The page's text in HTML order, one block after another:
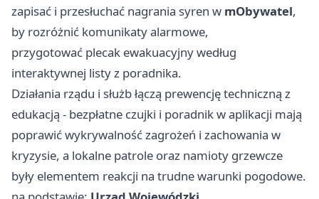
zapisać i przesłuchać nagrania syren w mObywatel,
by rozróżnić komunikaty alarmowe,
przygotować plecak ewakuacyjny według
interaktywnej listy z poradnika.
Działania rządu i służb łączą prewencję techniczną z
edukacją - bezpłatne czujki i poradnik w aplikacji mają
poprawić wykrywalność zagrożeń i zachowania w
kryzysie, a lokalne patrole oraz namioty grzewcze
były elementem reakcji na trudne warunki pogodowe.